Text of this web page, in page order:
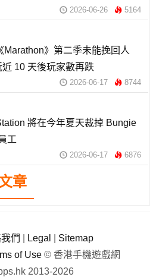
2026-06-26 5164
Marathon》第二季未能挽回人
10 天後玩家數再跌
2026-06-17 8744
將在今年夏天裁掉 Bungie
工
2026-06-17 6876
章
們 Legal
Sitemap
of Use © 香港手機遊戲網
2013-2026